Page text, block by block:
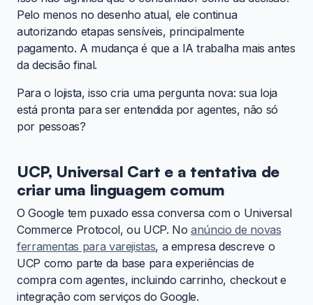
Pelo menos no desenho atual, ele continua
autorizando etapas sensíveis, principalmente
pagamento. A mudança é que a IA trabalha mais antes
da decisão final.
Para o lojista, isso cria uma pergunta nova: sua loja
está pronta para ser entendida por agentes, não só
por pessoas?
UCP, Universal Cart e a tentativa de
criar uma linguagem comum
O Google tem puxado essa conversa com o Universal
Commerce Protocol, ou UCP. Noanúncio de novas
ferramentas para varejistas, a empresa descreve o
UCP como parte da base para experiências de
compra com agentes, incluindo carrinho, checkout e
integração com serviços do Google.